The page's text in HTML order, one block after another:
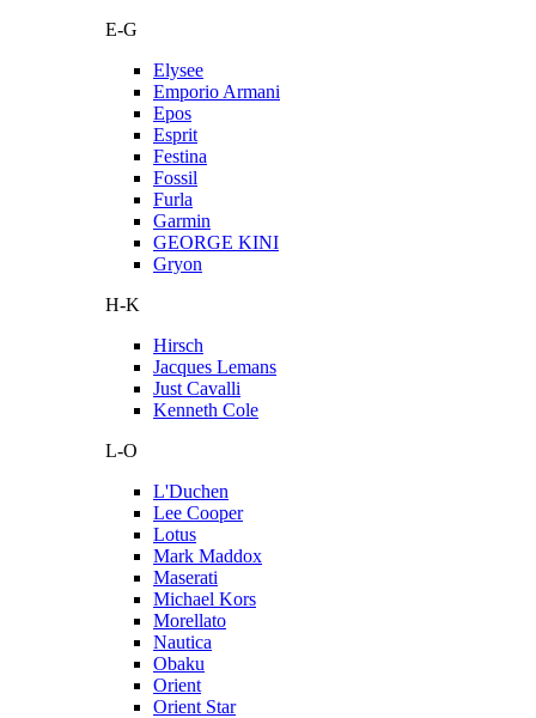
E-G
Elysee
Emporio Armani
Epos
Esprit
Festina
Fossil
Furla
Garmin
GEORGE KINI
Gryon
H-K
Hirsch
Jacques Lemans
Just Cavalli
Kenneth Cole
L-O
L'Duchen
Lee Cooper
Lotus
Mark Maddox
Maserati
Michael Kors
Morellato
Nautica
Obaku
Orient
Orient Star